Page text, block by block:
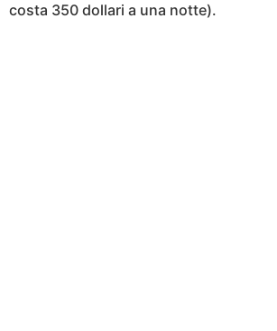
costa 350 dollari a una notte).